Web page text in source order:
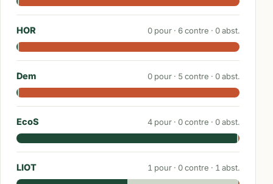
HOR 0 pour · 6contre · 0abst.
Dem 0 pour · 5contre · 0abst.
EcoS 4 pour · 0contre · 0abst.
LIOT 1 pour · 0contre · 1 abst.